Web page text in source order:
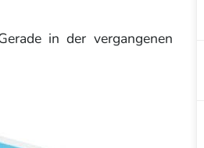
in der vergangenen